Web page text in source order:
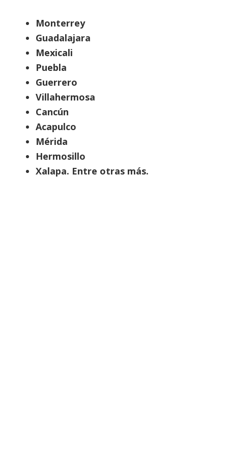
Monterrey
Guadalajara
Mexicali
Puebla
Guerrero
Villahermosa
Cancún
Acapulco
Mérida
Hermosillo
Xalapa. Entre otras más.